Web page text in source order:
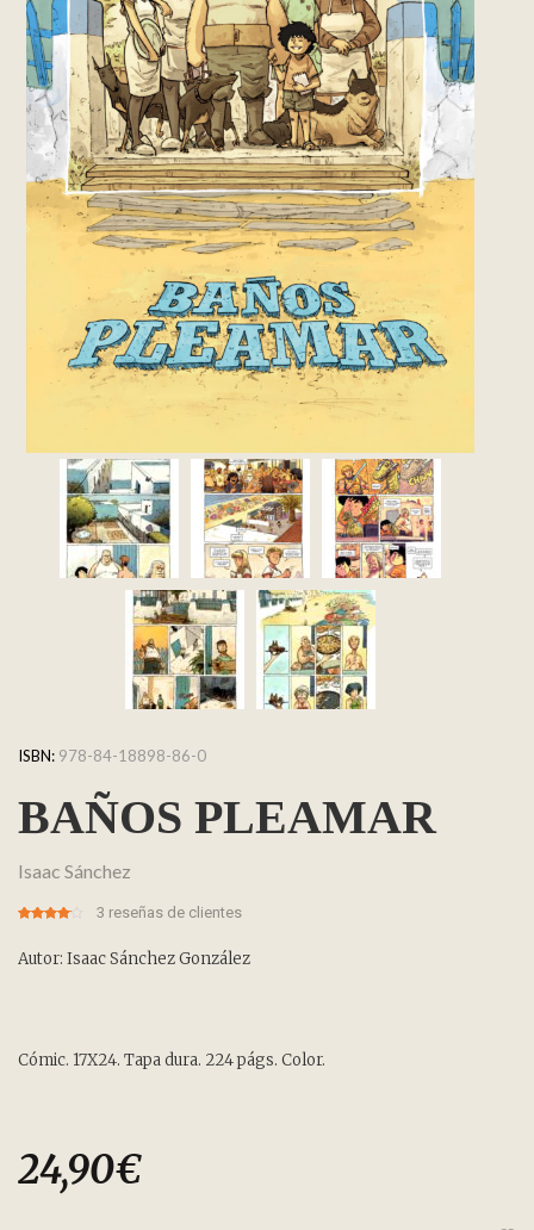
ISBN: 978-84-18898-86-0
BAÑOS PLEAMAR
Isaac Sánchez
on
customer
3 reseñas de clientes
Autor: Isaac Sánchez González
Cómic. 17X24. Tapa dura. 224 págs. Color.
24,90€